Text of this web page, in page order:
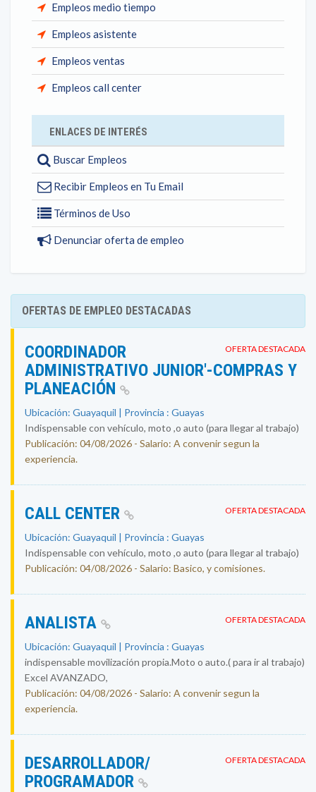
Empleos medio tiempo
Empleos asistente
Empleos ventas
Empleos call center
ENLACES DE INTERÉS
Buscar Empleos
Recibir Empleos en Tu Email
Términos de Uso
Denunciar oferta de empleo
OFERTAS DE EMPLEO DESTACADAS
OFERTA DESTACADA
COORDINADOR
ADMINISTRATIVO JUNIOR'-COMPRAS Y
PLANEACIÓN
Ubicación: Guayaquil | Provincia : Guayas
Indispensable con vehículo, moto ,o auto (para llegar al trabajo)
Publicación: 04/08/2026 - Salario: A convenir segun la
experiencia.
OFERTA DESTACADA
CALL CENTER
Ubicación: Guayaquil | Provincia : Guayas
Indispensable con vehículo, moto ,o auto (para llegar al trabajo)
Publicación: 04/08/2026 - Salario: Basico, y comisiones.
OFERTA DESTACADA
ANALISTA
Ubicación: Guayaquil | Provincia : Guayas
indispensable movilización propia.Moto o auto.( para ir al trabajo)
Excel AVANZADO,
Publicación: 04/08/2026 - Salario: A convenir segun la
experiencia.
OFERTA DESTACADA
DESARROLLADOR/
PROGRAMADOR